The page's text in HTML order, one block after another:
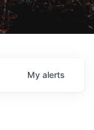
My alerts